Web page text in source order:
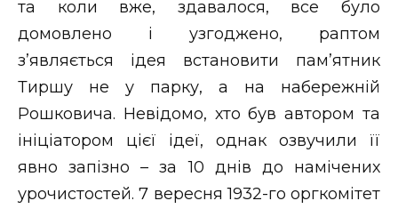
та коли вже, здавалося, все було
домовлено і узгоджено, раптом
з’являється ідея встановити пам’ятник
Тиршу не у парку, а на набережній
Рошковича. Невідомо, хто був автором та
ініціатором цієї ідеї, однак озвучили її
явно запізно – за 10 днів до намічених
урочистостей. 7 вересня 1932-го оргкомітет